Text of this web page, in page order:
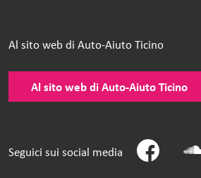
Al sito web di Auto-Aiuto Ticino
Al sito web di Auto-Aiuto Ticino
Seguici sui social media